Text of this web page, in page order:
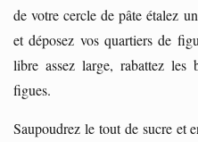
de votre cercle de pâte étalez
et déposez vos quartiers de
libre assez large, rabattez les
figues.
Saupoudrez le tout de sucre et